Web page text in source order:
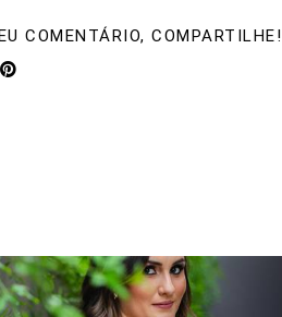
COMENTÁRIO, COMPARTILHE!